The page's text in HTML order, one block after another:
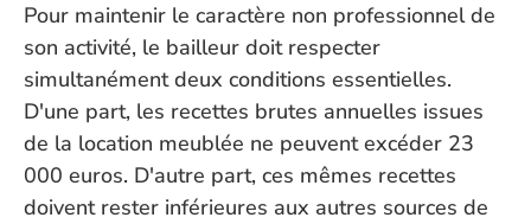
Pour maintenir le caractère non professionnel de
son activité, le bailleur doit respecter
simultanément deux conditions essentielles.
D'une part, les recettes brutes annuelles issues
de la location meublée ne peuvent excéder 23
000 euros. D'autre part, ces mêmes recettes
doivent rester inférieures aux autres sources de